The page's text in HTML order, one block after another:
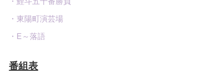
・東陽町演芸場
・E～落語
番組表